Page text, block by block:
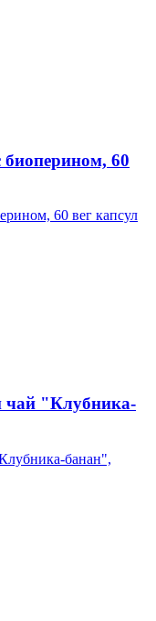
60
чай "Клубника-